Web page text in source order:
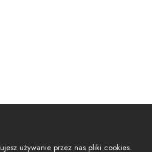
używanie przez nas pliki cookies.